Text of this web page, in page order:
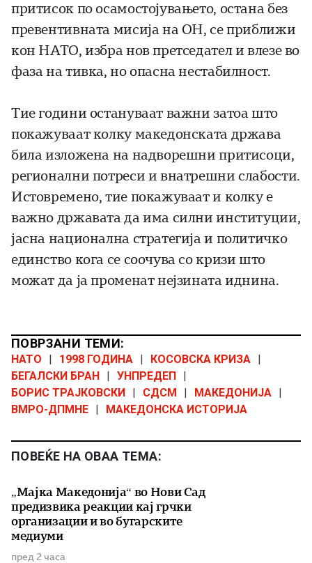
притисок по осамостојувањето, остана без
превентивната мисија на ОН, се приближи
кон НАТО, избра нов претседател и влезе во
фаза на тивка, но опасна нестабилност.
Тие години остануваат важни затоа што
покажуваат колку македонската држава
била изложена на надворешни притисоци,
регионални потреси и внатрешни слабости.
Истовремено, тие покажуваат и колку е
важно државата да има силни институции,
јасна национална стратегија и политичко
единство кога се соочува со кризи што
можат да ја променат нејзината иднина.
ПОВРЗАНИ ТЕМИ:
НАТО 1998 ГОДИНА КОСОВСКА КРИЗА
БЕГАЛСКИ БРАН
УНПРЕДЕП
БОРИС ТРАЈКОВСКИ
СДСМ МАКЕДОНИЈА
ВМРО-ДПМНЕ
МАКЕДОНСКА ИСТОРИЈА
ПОВЕЌЕ НА ОВАА ТЕМА:
„Мајка Македонија“ во Нови Сад
предизвика реакции кај грчки
организации и во бугарските
медиуми
пред 2 часа